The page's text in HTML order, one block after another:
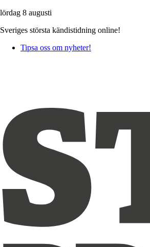
lördag 8 augusti
Sveriges största kändistidning online!
Tipsa oss om nyheter!